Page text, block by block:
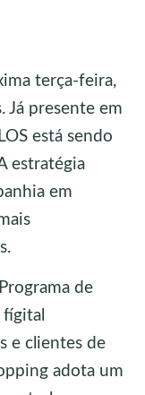
terça-feira,
Já presente em
está sendo
estratégia
em
de
e clientes de
adota um